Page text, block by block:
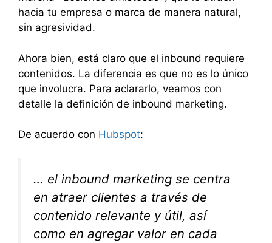
hacia tu empresa o marca de manera natural,
sin agresividad.
Ahora bien, está claro que el inbound requiere
contenidos. La diferencia es que no es lo único
que involucra. Para aclararlo, veamos con
detalle la definición de inbound marketing.
De acuerdo con Hubspot:
… el inbound marketing se centra
en atraer clientes a través de
contenido relevante y útil, así
como en agregar valor en cada